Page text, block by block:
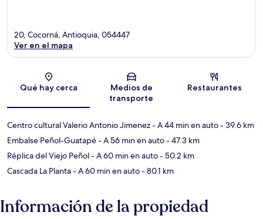
Sección del mapa
20, Cocorná, Antioquia, 054447
Ver en el mapa
Qué hay cerca
Medios de
transporte
Restaurantes
Centro cultural Valerio Antonio Jimenez- A 44 min en auto- 39.6 km
Embalse Peñol-Guatapé- A 56 min en auto- 47.3 km
Réplica del Viejo Peñol- A 60 min en auto- 50.2 km
Cascada La Planta- A 60 min en auto- 80.1 km
Información de la propiedad